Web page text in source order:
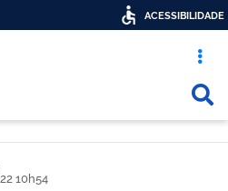
Acesso
10h54
ACESSIBILIDADE